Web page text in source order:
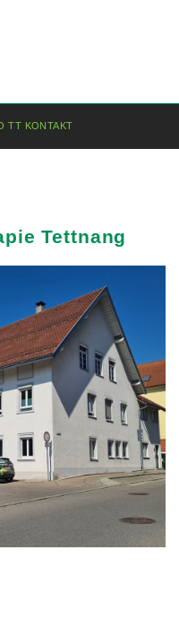
TT KONTAKT
Tettnang